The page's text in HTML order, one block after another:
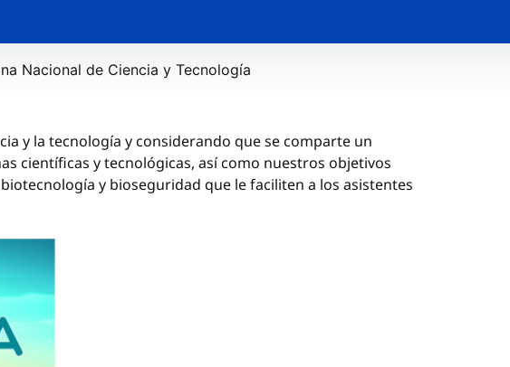
Nacional de Ciencia y Tecnología
y la tecnología y considerando que se comparte un
científicas y tecnológicas, así como nuestros objetivos
y bioseguridad que le faciliten a los asistentes